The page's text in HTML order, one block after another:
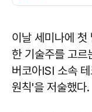
이날 세미나에 첫
한 기술주를 고르
버코아ISI 소속
원칙'을 저술했다.